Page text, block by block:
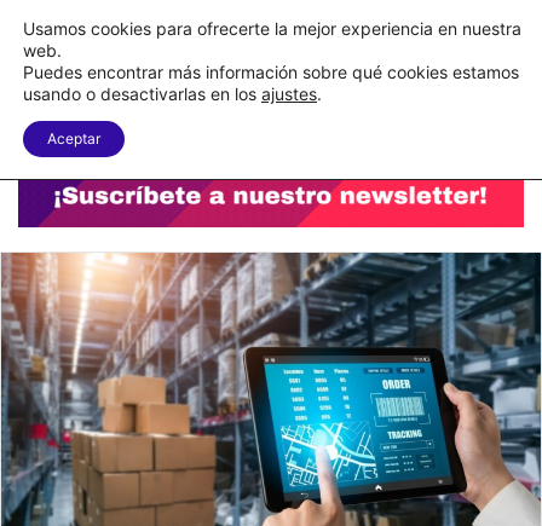
C&A México completa la implementación de su WMS en la nube
Menu
Usamos cookies para ofrecerte la mejor experiencia en nuestra
web.
Puedes encontrar más información sobre qué cookies estamos
usando o desactivarlas en los ajustes.
Aceptar